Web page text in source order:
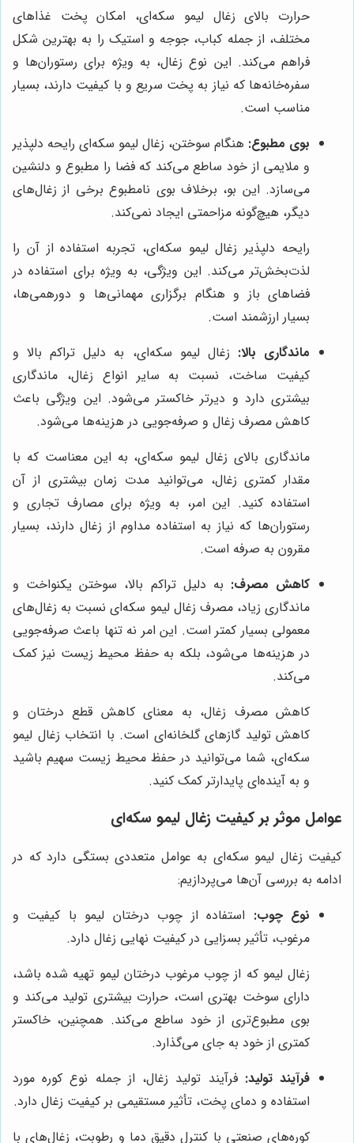
حرارت بالای زغال لیمو سکه‌ای، امکان پخت غذاهای
مختلف، از جمله کباب، جوجه و استیک را به بهترین شکل
فراهم می‌کند. این نوع زغال، به ویژه برای رستوران‌ها و
سفره‌خانه‌ها که نیاز به پخت سریع و با کیفیت دارند، بسیار
مناسب است.
بوی مطبوع: هنگام سوختن، زغال لیمو سکه‌ای رایحه دلپذیر
و ملایمی از خود ساطع می‌کند که فضا را مطبوع و دلنشین
می‌سازد. این بو، برخلاف بوی نامطبوع برخی از زغال‌های
دیگر، هیچ‌گونه مزاحمتی ایجاد نمی‌کند.
رایحه دلپذیر زغال لیمو سکه‌ای، تجربه استفاده از آن را
لذت‌بخش‌تر می‌کند. این ویژگی، به ویژه برای استفاده در
فضاهای باز و هنگام برگزاری مهمانی‌ها و دورهمی‌ها،
بسیار ارزشمند است.
ماندگاری بالا: زغال لیمو سکه‌ای، به دلیل تراکم بالا و
کیفیت ساخت، نسبت به سایر انواع زغال، ماندگاری
بیشتری دارد و دیرتر خاکستر می‌شود. این ویژگی باعث
کاهش مصرف زغال و صرفه‌جویی در هزینه‌ها می‌شود.
ماندگاری بالای زغال لیمو سکه‌ای، به این معناست که با
مقدار کمتری زغال، می‌توانید مدت زمان بیشتری از آن
استفاده کنید. این امر، به ویژه برای مصارف تجاری و
رستوران‌ها که نیاز به استفاده مداوم از زغال دارند، بسیار
مقرون به صرفه است.
کاهش مصرف: به دلیل تراکم بالا، سوختن یکنواخت و
ماندگاری زیاد، مصرف زغال لیمو سکه‌ای نسبت به زغال‌های
معمولی بسیار کمتر است. این امر نه تنها باعث صرفه‌جویی
در هزینه‌ها می‌شود، بلکه به حفظ محیط زیست نیز کمک
می‌کند.
کاهش مصرف زغال، به معنای کاهش قطع درختان و
کاهش تولید گازهای گلخانه‌ای است. با انتخاب زغال لیمو
سکه‌ای، شما می‌توانید در حفظ محیط زیست سهیم باشید
و به آینده‌ای پایدارتر کمک کنید.
عوامل موثر بر کیفیت زغال لیمو سکه‌ای
کیفیت زغال لیمو سکه‌ای به عوامل متعددی بستگی دارد که در
ادامه به بررسی آن‌ها می‌پردازیم:
نوع چوب: استفاده از چوب درختان لیمو با کیفیت و
مرغوب، تأثیر بسزایی در کیفیت نهایی زغال دارد.
زغال لیمو که از چوب مرغوب درختان لیمو تهیه شده باشد،
دارای سوخت بهتری است، حرارت بیشتری تولید می‌کند و
بوی مطبوع‌تری از خود ساطع می‌کند. همچنین، خاکستر
کمتری از خود به جای می‌گذارد.
فرآیند تولید: فرآیند تولید زغال، از جمله نوع کوره مورد
استفاده و دمای پخت، تأثیر مستقیمی بر کیفیت زغال دارد.
کوره‌های صنعتی با کنترل دقیق دما و رطوبت، زغال‌های با